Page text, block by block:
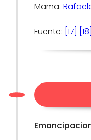
Mama:
Fuente: [17] [18]